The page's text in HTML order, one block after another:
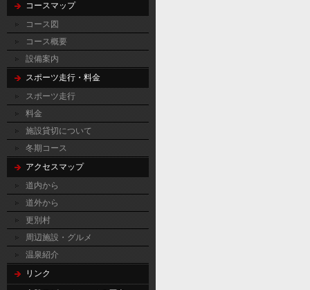
コースマップ
コース図
コース概要
設備案内
スポーツ走行・料金
スポーツ走行
料金
施設貸切について
冬期コース
アクセスマップ
道内から
道外から
更別村
周辺施設・グルメ
温泉紹介
リンク